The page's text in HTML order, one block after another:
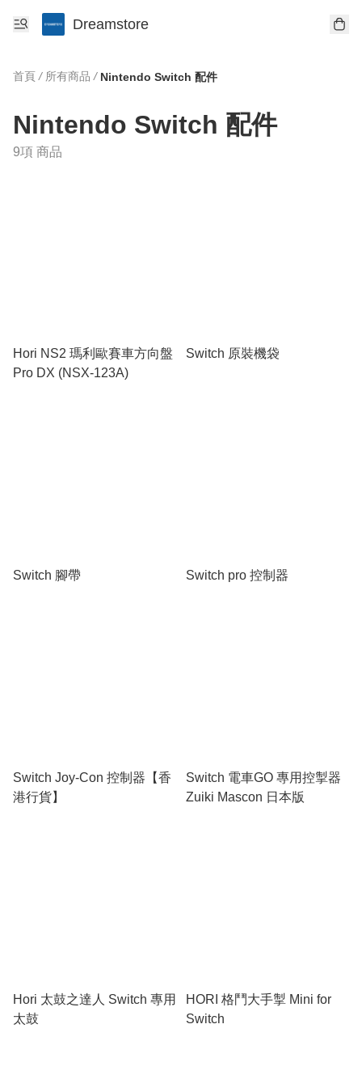
Dreamstore
首頁 / 所有商品 / Nintendo Switch 配件
Nintendo Switch 配件
9項 商品
Hori NS2 瑪利歐賽車方向盤
Pro DX (NSX-123A)
Switch 原裝機袋
Switch 腳帶 Switch pro 控制器
Switch Joy-Con 控制器【香
港行貨】
Switch 電車GO 專用控掣器
Zuiki Mascon 日本版
Hori 太鼓之達人 Switch 專用
太鼓
HORI 格鬥大手掣 Mini for
Switch